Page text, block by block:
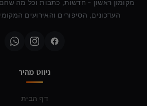
מקומון ראשון - חדשות, כתבות וכל מה שחם
העדכונים, הסיפורים והאירועים
ניווט מהיר
דף הבית